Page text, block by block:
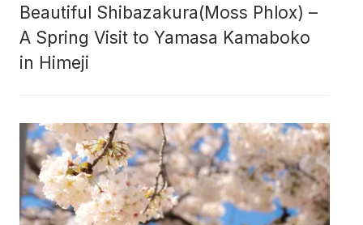
Beautiful Shibazakura(Moss Phlox) –
A Spring Visit to Yamasa Kamaboko
in Himeji